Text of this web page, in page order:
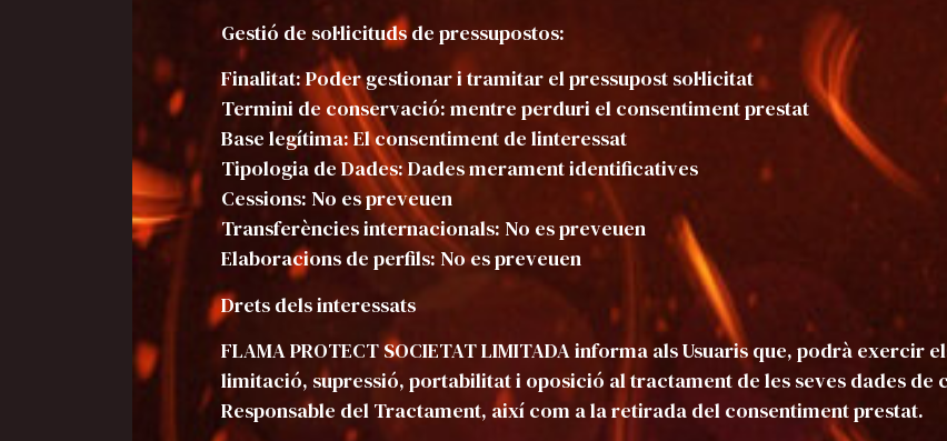
Gestió de sol·licituds de pressupostos:
Finalitat: Poder gestionar i tramitar el pressupost sol·licitat
Termini de conservació: mentre perduri el consentiment prestat
Base legítima: El consentiment de linteressat
Tipologia de Dades: Dades merament identificatives
Cessions: No es preveuen
Transferències internacionals: No es preveuen
Elaboracions de perfils: No es preveuen
Drets dels interessats
FLAMA PROTECT SOCIETAT LIMITADA informa als Usuaris que, podrà exercir
limitació, supressió, portabilitat i oposició al tractament de les seves dades de
Responsable del Tractament, així com a la retirada del consentiment prestat.